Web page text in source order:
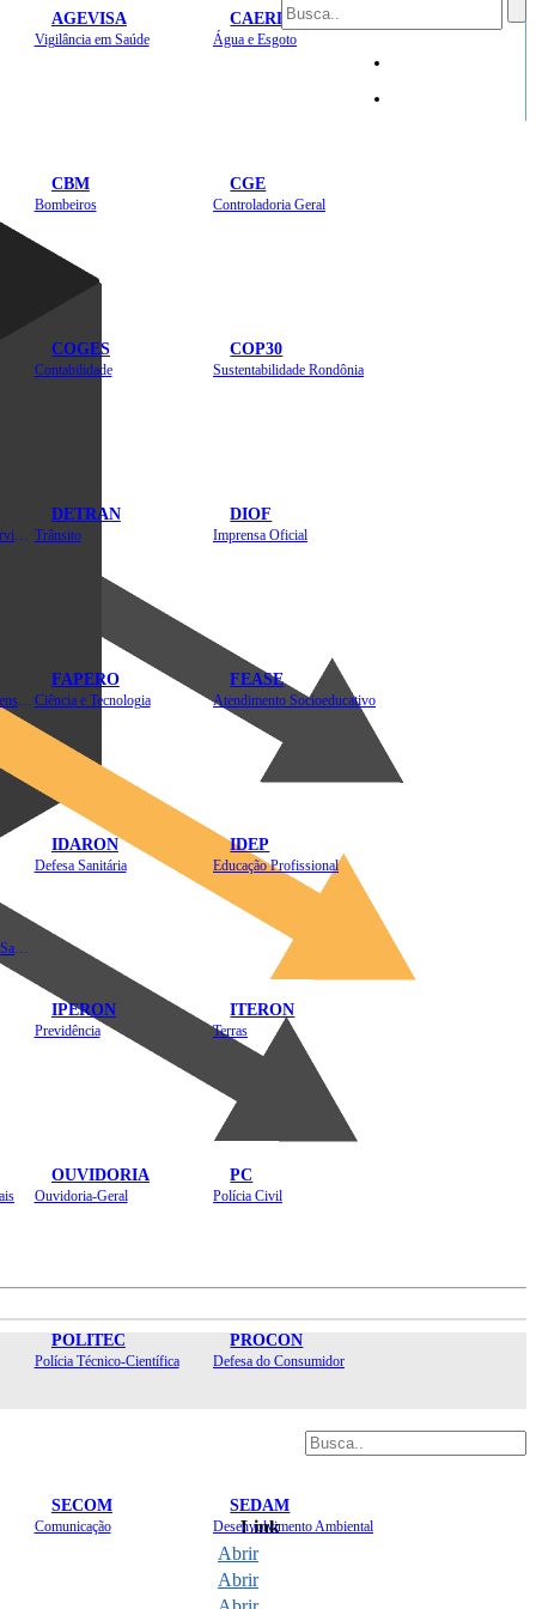
AGEVISA
Vigilância em Saúde
CAERD
Água e Esgoto
CBM
Bombeiros
CGE
Controladoria Geral
COGES
Contabilidade
COP30
Sustentabilidade Rondônia
DETRAN
Trânsito
DIOF
Imprensa Oficial
FAPERO
Ciência e Tecnologia
FEASE
Atendimento Socioeducativo
IDARON
Defesa Sanitária
IDEP
Educação Profissional
IPERON
Previdência
ITERON
Terras
OUVIDORIA
Ouvidoria-Geral
PC
Polícia Civil
POLITEC
Polícia Técnico-Científica
PROCON
Defesa do Consumidor
SECOM
Comunicação
SEDAM
Desenvolvimento Ambiental
Mapa do Site
Link
Abrir
Abrir